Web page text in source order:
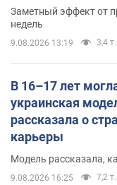
Заметный эффект от
недель
9.08.2026 13:19 3,4 т.
В 16–17 лет
украинская
рассказала о
карьеры
Модель рассказала,
9.08.2026 16:25 7,2 т.